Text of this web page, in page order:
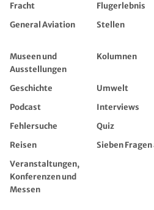
Fracht
Flugerlebnis
General Aviation
Stellen
Museen und
Ausstellungen
Kolumnen
Geschichte Umwelt
Podcast
Interviews
Fehlersuche
Quiz
Reisen
Sieben Fragen
Veranstaltungen,
Konferenzen und
Messen